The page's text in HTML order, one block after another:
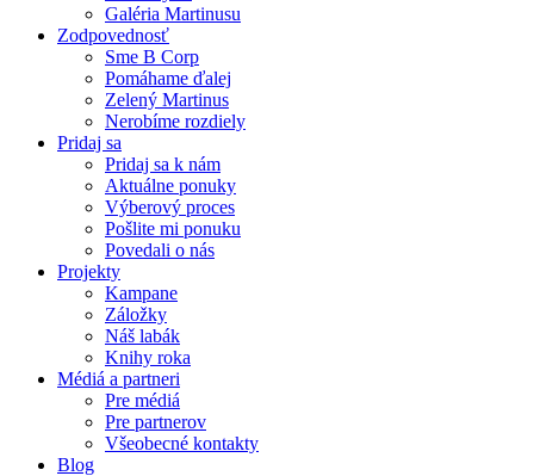
Galéria Martinusu
Zodpovednosť
Sme B Corp
Pomáhame ďalej
Zelený Martinus
Nerobíme rozdiely
Pridaj sa
Pridaj sa k nám
Aktuálne ponuky
Výberový proces
Pošlite mi ponuku
Povedali o nás
Projekty
Kampane
Záložky
Náš labák
Knihy roka
Médiá a partneri
Pre médiá
Pre partnerov
Všeobecné kontakty
Blog